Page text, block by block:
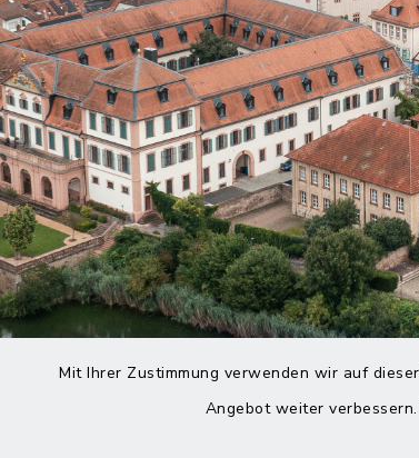
Mit Ihrer Zustimmung verwenden wir auf
Angebot weiter